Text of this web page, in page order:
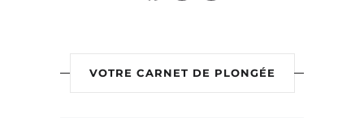
VOTRE CARNET DE PLONGÉE